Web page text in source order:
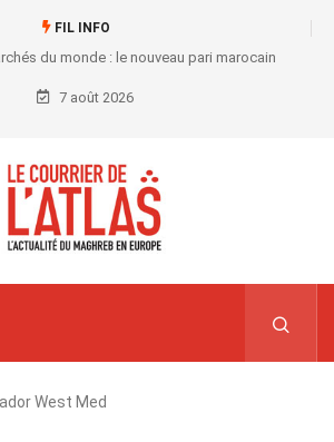
FIL INFO
du monde : le nouveau pari marocain
7 août 2026
West Med